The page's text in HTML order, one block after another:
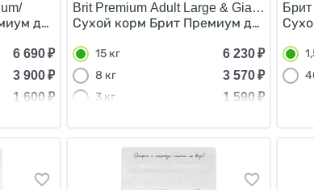
для взрослых собак Средних пород
6 690 ₽
3 900 ₽
1 600 ₽
Brit Premium Adult Large & Giant/
Сухой корм Брит Премиум для
15 кг 6 230₽
8 кг
3 570₽
3 кг
1 590 ₽